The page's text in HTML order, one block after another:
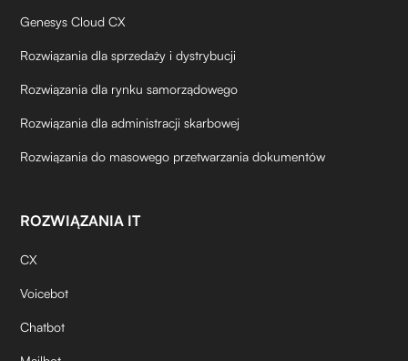
Genesys Cloud CX
Rozwiązania dla sprzedaży i dystrybucji
Rozwiązania dla rynku samorządowego
Rozwiązania dla administracji skarbowej
Rozwiązania do masowego przetwarzania dokumentów
ROZWIĄZANIA IT
CX
Voicebot
Chatbot